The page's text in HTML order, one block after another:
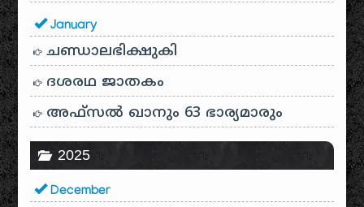
January
ചണ്ഡാലഭിക്ഷുകി
ദശരഥ ജാതകം
അഫ്സൽ ഖാനും 63 ഭാര്യമാരും
2025
December